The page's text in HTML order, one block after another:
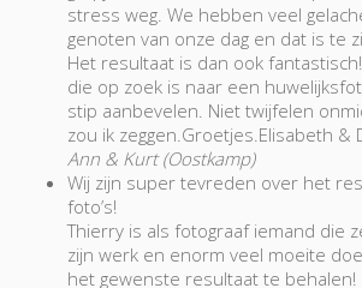
stress weg. We hebben veel
genoten van onze dag en dat is te
Het resultaat is dan ook
die op zoek is naar een
stip aanbevelen. Niet twijfelen
zou ik zeggen.Groetjes.Elisabeth &
Ann & Kurt (Oostkamp)
Wij zijn super tevreden over het
foto’s!
Thierry is als fotograaf iemand die
zijn werk en enorm veel moeite
het gewenste resultaat te behalen!